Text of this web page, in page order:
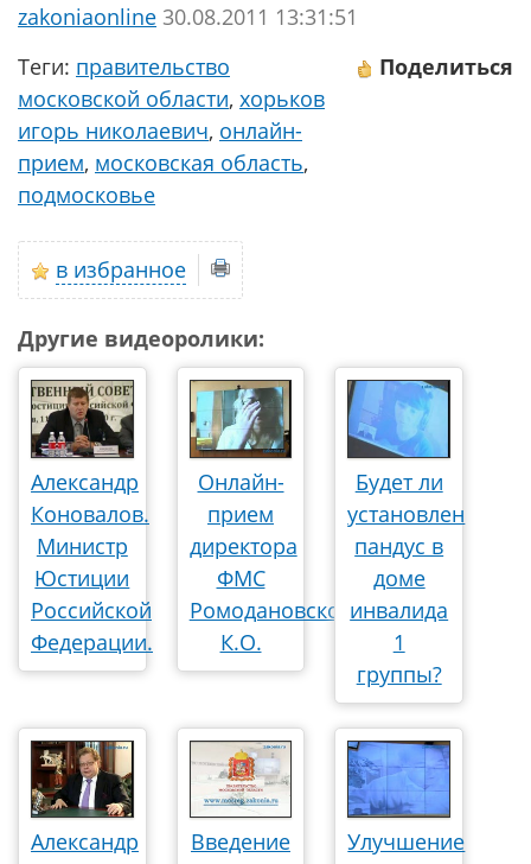
zakoniaonline 30.08.2011 13:31:51
Поделиться
Теги: правительство
московской области, хорьков
игорь николаевич, онлайн-
прием, московская область,
подмосковье
в избранное
Другие видеоролики:
Александр
Коновалов.
Министр
Юстиции
Российской
Федерации.
Онлайн-
прием
директора
ФМС
Ромодановского
К.О.
Будет ли
установлен
пандус в
доме
инвалида
1
группы?
Александр
Введение
Улучшение